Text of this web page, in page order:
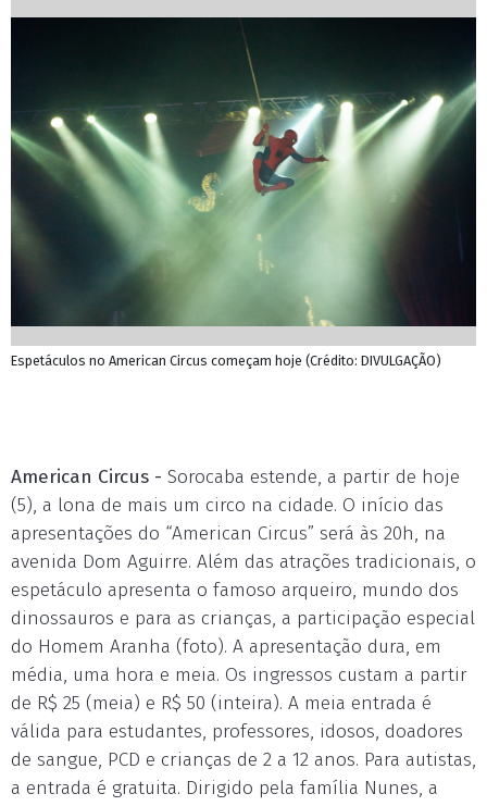
Espetáculos no American Circus começam hoje (Crédito: DIVULGAÇÃO)
American Circus - Sorocaba estende, a partir de hoje
(5), a lona de mais um circo na cidade. O início das
apresentações do “American Circus” será às 20h, na
avenida Dom Aguirre. Além das atrações tradicionais, o
espetáculo apresenta o famoso arqueiro, mundo dos
dinossauros e para as crianças, a participação especial
do Homem Aranha (foto). A apresentação dura, em
média, uma hora e meia. Os ingressos custam a partir
de R$ 25 (meia) e R$ 50 (inteira). A meia entrada é
válida para estudantes, professores, idosos, doadores
de sangue, PCD e crianças de 2 a 12 anos. Para autistas,
a entrada é gratuita. Dirigido pela família Nunes, a